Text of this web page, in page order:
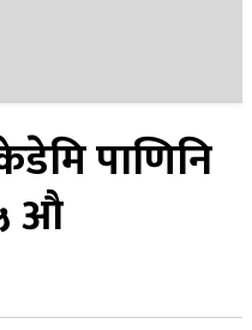
पाणिनि
औ